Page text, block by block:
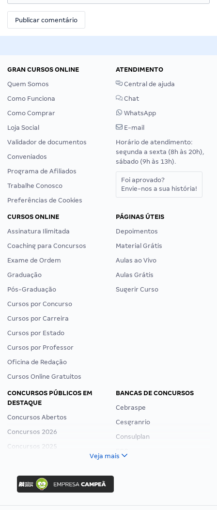
GRAN CURSOS ONLINE
Quem Somos
Como Funciona
Como Comprar
Loja Social
Validador de documentos
Conveniados
Programa de Afiliados
Trabalhe Conosco
Preferências de Cookies
ATENDIMENTO
Central de ajuda
Chat
WhatsApp
E-mail
Horário de atendimento:
segunda a sexta (8h às 20h),
sábado (9h às 13h).
Foi aprovado?
Envie-nos a sua história!
CURSOS ONLINE
Assinatura Ilimitada
Coaching para Concursos
Exame de Ordem
Graduação
Pós-Graduação
Cursos por Concurso
Cursos por Carreira
Cursos por Estado
Cursos por Professor
Oficina de Redação
Cursos Online Gratuitos
PÁGINAS ÚTEIS
Depoimentos
Material Grátis
Aulas ao Vivo
Aulas Grátis
Sugerir Curso
CONCURSOS PÚBLICOS EM
DESTAQUE
Concursos Abertos
Concursos 2026
Concursos 2025
Concurso Nacional Unificado
Concurso Ibama
Concurso MPU
Editais publicados
BANCAS DE CONCURSOS
Cebraspe
Cesgranrio
Consulplan
Veja mais